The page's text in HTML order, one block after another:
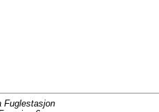
Fuglestasjon